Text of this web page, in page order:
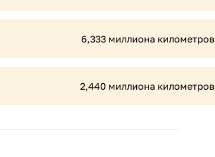
6,333 миллиона километров
2,440 миллиона километров